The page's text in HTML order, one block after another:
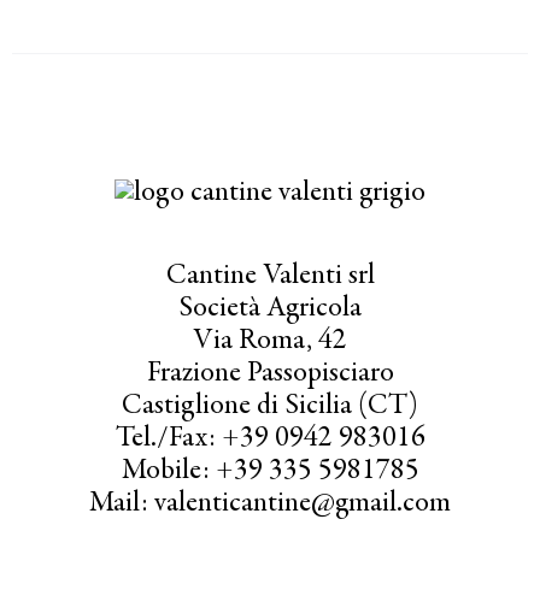
Cantine Valenti srl
Società Agricola
Via Roma, 42
Frazione Passopisciaro
Castiglione di Sicilia (CT)
Tel./Fax: +39 0942 983016
Mobile: +39 335 5981785
Mail: valenticantine@gmail.com